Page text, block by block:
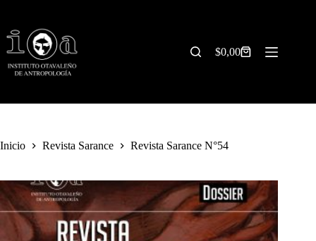
contenido
Carrito
$0,00
Inicio Revista Sarance Revista Sarance N°54